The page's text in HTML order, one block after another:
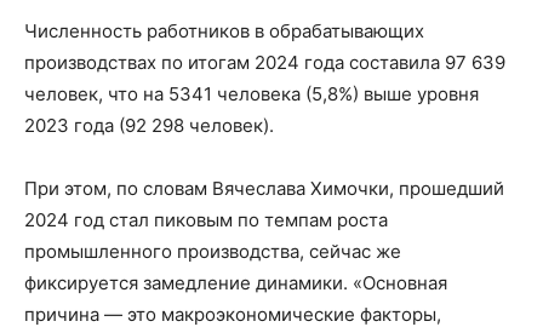
Численность работников в обрабатывающих
производствах по итогам 2024 года составила 97 639
человек, что на 5341 человека (5,8%) выше уровня
2023 года (92 298 человек).
При этом, по словам Вячеслава Химочки, прошедший
2024 год стал пиковым по темпам роста
промышленного производства, сейчас же
фиксируется замедление динамики. «Основная
причина — это макроэкономические факторы,